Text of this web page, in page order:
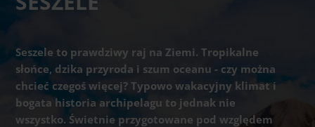
Seszele to prawdziwy raj na Ziemi. Tropikalne
słońce, dzika przyroda i szum oceanu - czy można
chcieć czegoś więcej? Typowo wakacyjny klimat i
bogata historia archipelagu to jednak nie
wszystko. Świetnie przygotowane pod względem